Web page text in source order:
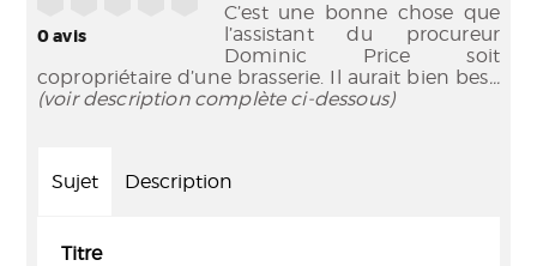
0avis
C’est une bonne chose que
l’assistant du procureur
Dominic Price soit
copropriétaire d’une brasserie. Il aurait bien bes...
(voir description complète ci-dessous)
Sujet Description
Titre